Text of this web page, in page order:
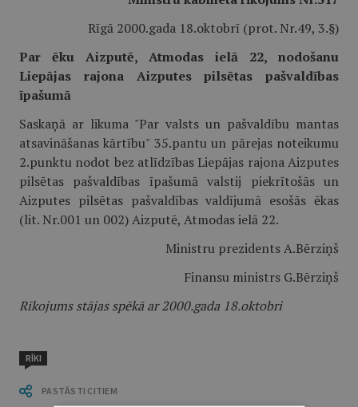
Rīgā 2000.gada 18.oktobrī (prot. Nr.49, 3.§)
Par ēku Aizputē, Atmodas ielā 22, nodošanu
Liepājas rajona Aizputes pilsētas pašvaldības
īpašumā
Saskaņā ar likuma "Par valsts un pašvaldību mantas
atsavināšanas kārtību" 35.pantu un pārejas noteikumu
2.punktu nodot bez atlīdzības Liepājas rajona Aizputes
pilsētas pašvaldības īpašumā valstij piekrītošās un
Aizputes pilsētas pašvaldības valdījumā esošās ēkas
(lit. Nr.001 un 002) Aizputē, Atmodas ielā 22.
Ministru prezidents A.Bērziņš
Finansu ministrs G.Bērziņš
Rīkojums stājas spēkā ar 2000.gada 18.oktobri
RĪKI
PASTĀSTI CITIEM